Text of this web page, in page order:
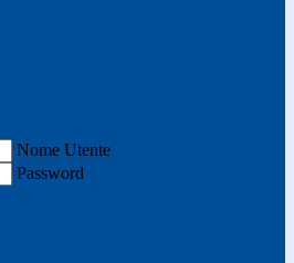
Nome Utente
Password